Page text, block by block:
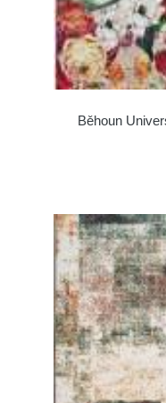
Běhoun